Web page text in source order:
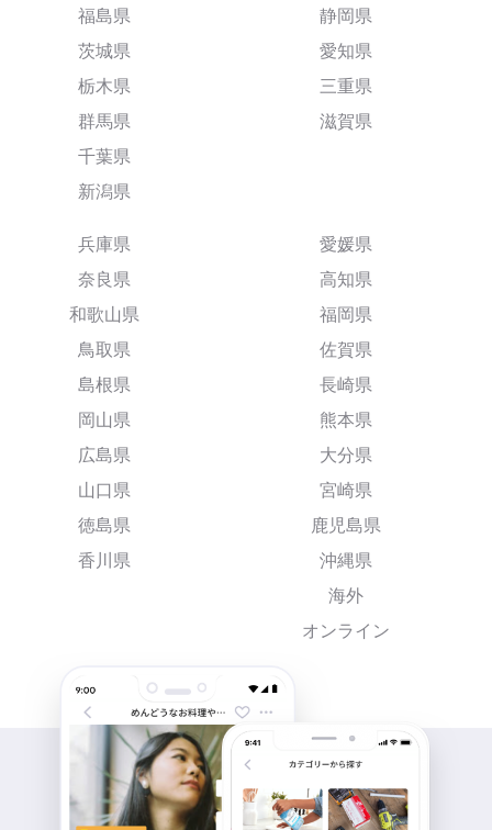
福島県
茨城県
栃木県
群馬県
千葉県
新潟県
静岡県
愛知県
三重県
滋賀県
兵庫県
奈良県
和歌山県
鳥取県
島根県
岡山県
広島県
山口県
徳島県
香川県
愛媛県
高知県
福岡県
佐賀県
長崎県
熊本県
大分県
宮崎県
鹿児島県
沖縄県
海外
オンライン